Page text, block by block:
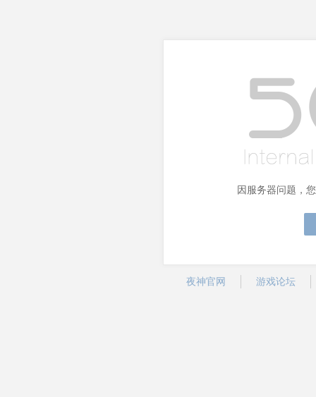
因服务器问题，
夜神官网 游戏论坛